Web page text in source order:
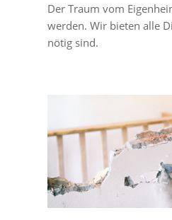
Der Traum vom
werden. Wir bieten alle
nötig sind.